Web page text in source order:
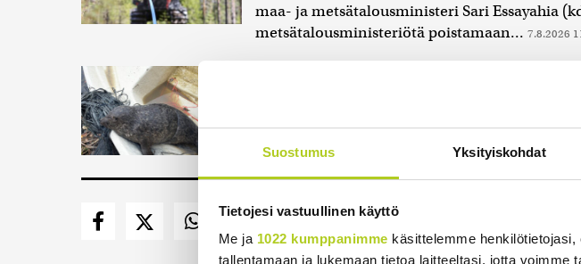
Suostumus Yksityiskohdat
Tietojesi vastuullinen käyttö
Me ja 1022 kumppanimme käsittelemme
tallentamaan ja lukemaan tietoa laitteeltasi, jotta
maa- ja metsätalousministeri Sari Essayahia
metsätalousministeriötä poistamaan... 7.8.2026